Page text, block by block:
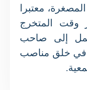
معتبرا
وقت المتخرج
إلى صاحب
خلق مناصب